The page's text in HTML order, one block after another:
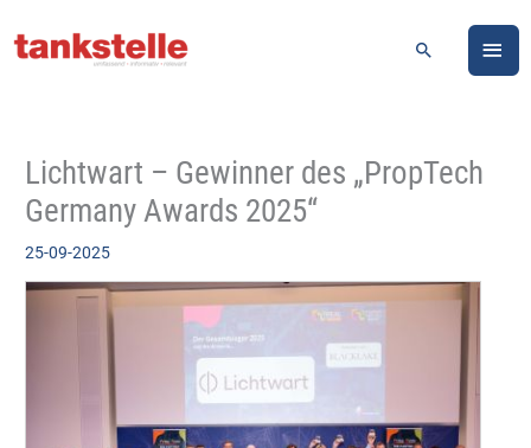
Inhalt
Suchen
Lichtwart – Gewinner des „PropTech
Germany Awards 2025“
25-09-2025